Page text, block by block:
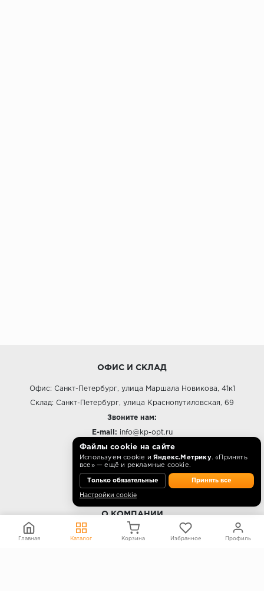
ОФИС И СКЛАД
Офис: Санкт-Петербург, улица Маршала Новикова, 41к1
Склад: Санкт-Петербург, улица Краснопутиловская, 69
Звоните нам:
E-mail: info@kp-opt.ru
Режим работы
10:00 - 18:00 пн-пт.
О КОМПАНИИ
Контакты
Файлы cookie на сайте
Используем cookie и Яндекс.Метрику. «Принять
все» — ещё и рекламные cookie.
Только обязательные Принять все
Настройки cookie
Главная Каталог Корзина Избранное Профиль